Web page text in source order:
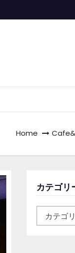
Home
カテゴリ
テ